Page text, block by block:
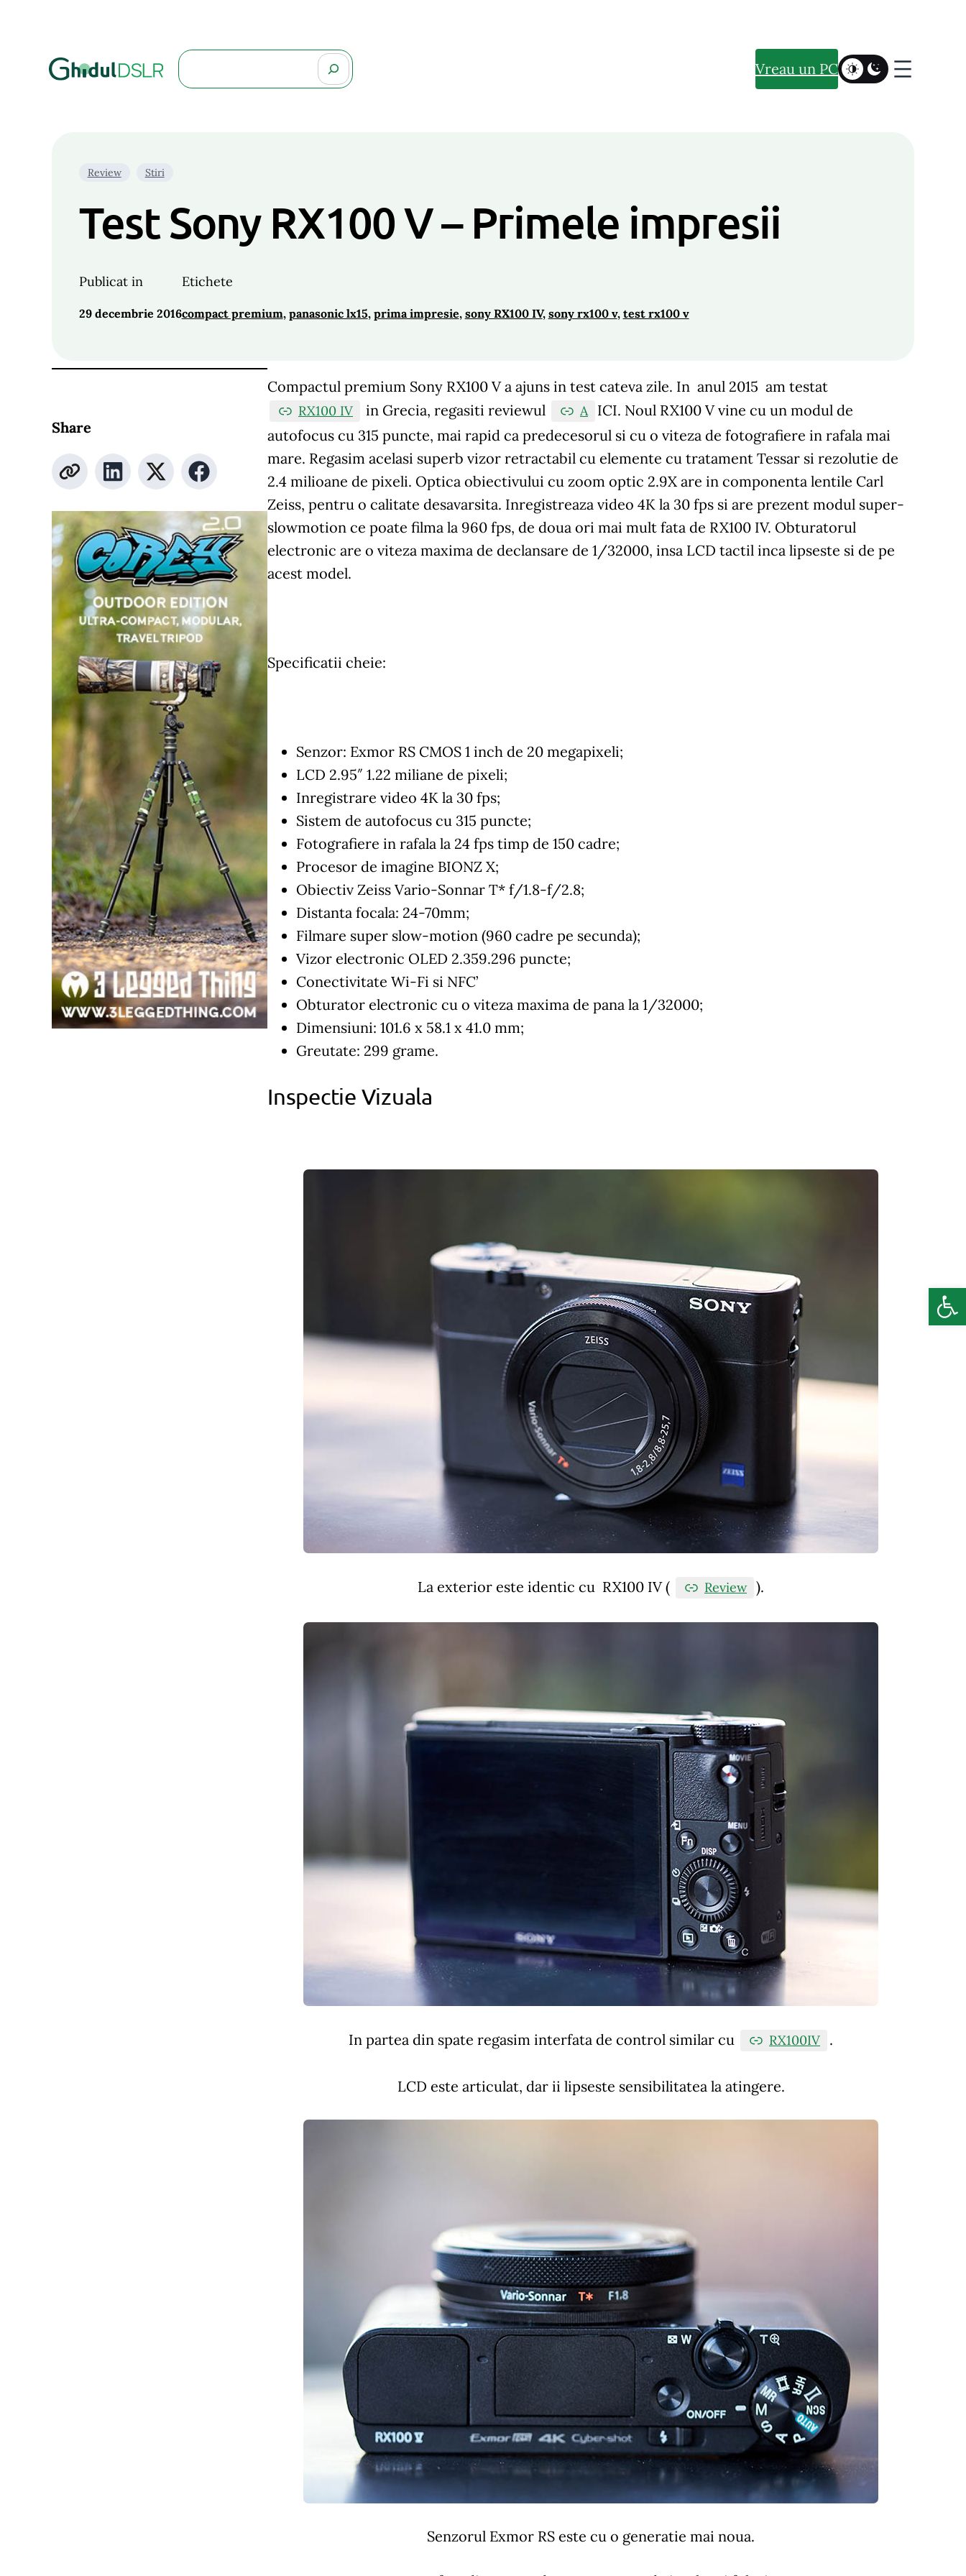
Search Vreau un PC
Review Stiri
Test Sony RX100 V – Primele impresii
Publicat in
29 decembrie 2016
Etichete
compact premium, panasonic lx15, prima impresie, sony RX100 IV, sony rx100 v, test rx100 v
Share
Compactul premium Sony RX100 V a ajuns in test cateva zile. In anul 2015 am testat
RX100 IV in Grecia, regasiti reviewul A ICI. Noul RX100 V vine cu un modul de
autofocus cu 315 puncte, mai rapid ca predecesorul si cu o viteza de fotografiere in rafala mai
mare. Regasim acelasi superb vizor retractabil cu elemente cu tratament Tessar si rezolutie de
2.4 milioane de pixeli. Optica obiectivului cu zoom optic 2.9X are in componenta lentile Carl
Zeiss, pentru o calitate desavarsita. Inregistreaza video 4K la 30 fps si are prezent modul super-
slowmotion ce poate filma la 960 fps, de doua ori mai mult fata de RX100 IV. Obturatorul
electronic are o viteza maxima de declansare de 1/32000, insa LCD tactil inca lipseste si de pe
acest model.
Specificatii cheie:
Senzor: Exmor RS CMOS 1 inch de 20 megapixeli;
LCD 2.95″ 1.22 miliane de pixeli;
Inregistrare video 4K la 30 fps;
Sistem de autofocus cu 315 puncte;
Fotografiere in rafala la 24 fps timp de 150 cadre;
Procesor de imagine BIONZ X;
Obiectiv Zeiss Vario-Sonnar T* f/1.8-f/2.8;
Distanta focala: 24-70mm;
Filmare super slow-motion (960 cadre pe secunda);
Vizor electronic OLED 2.359.296 puncte;
Conectivitate Wi-Fi si NFC’
Obturator electronic cu o viteza maxima de pana la 1/32000;
Dimensiuni: 101.6 x 58.1 x 41.0 mm;
Greutate: 299 grame.
Inspectie Vizuala
La exterior este identic cu RX100 IV ( Review ).
In partea din spate regasim interfata de control similar cu RX100IV .
LCD este articulat, dar ii lipseste sensibilitatea la atingere.
Senzorul Exmor RS este cu o generatie mai noua.